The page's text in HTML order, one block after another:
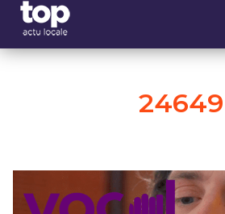
24649
Panneau de gestion des cookies